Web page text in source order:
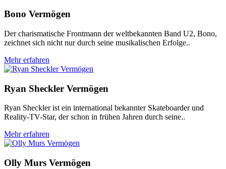
Bono Vermögen
Der charismatische Frontmann der weltbekannten Band U2, Bono,
zeichnet sich nicht nur durch seine musikalischen Erfolge..
Mehr erfahren
Ryan Sheckler Vermögen
Ryan Sheckler ist ein international bekannter Skateboarder und
Reality-TV-Star, der schon in frühen Jahren durch seine..
Mehr erfahren
Olly Murs Vermögen